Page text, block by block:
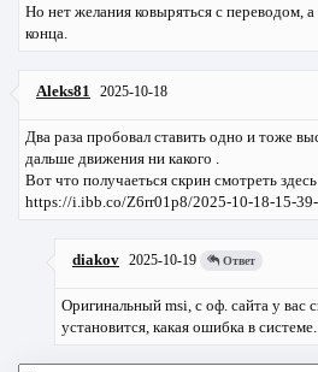
Но нет желания ковыряться с переводом,
конца.
Aleks81 2025-10-18
Два раза пробовал ставить одно и тоже
дальше движения ни какого .
Вот что получаеться скрин смотреть
https://i.ibb.co/Z6rr01p8/2025-10-18-15-
diakov 2025-10-19 Ответ
Оригинальный msi, с оф. сайта у вас
установится, какая ошибка в системе.